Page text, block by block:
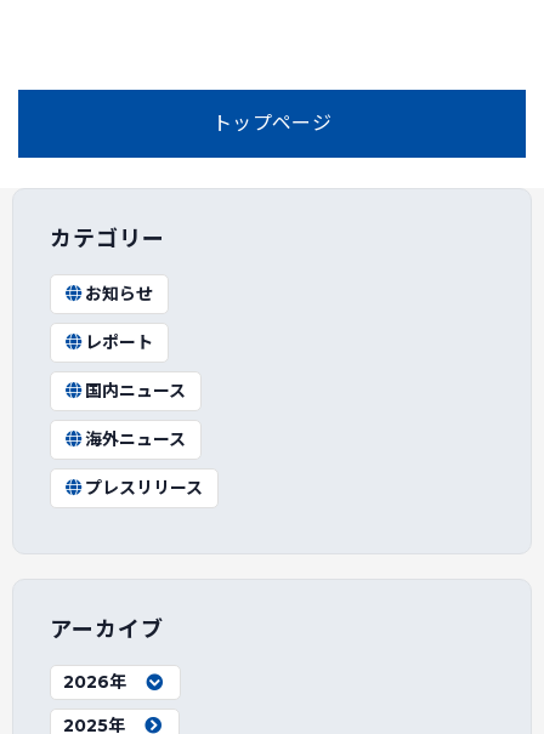
トップページ
カテゴリー
お知らせ
レポート
国内ニュース
海外ニュース
プレスリリース
アーカイブ
2026年
2025年